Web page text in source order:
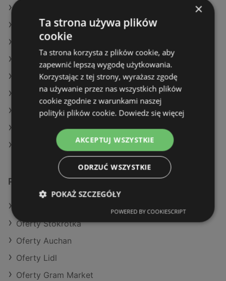
Oferty Aldi
Oferty Dealz
Aktualne gazetki Gram Market
Aktualne gazetki Auchan
Aktualne gazetki Biedronka
Aktualne gazetki SPAR
Aktualne gazetki Eurocash
Sklepy Żabka w Międzyzdroje
Podobne sklepy detaliczne
Oferty Stokrotka
Oferty Auchan
Oferty Lidl
Oferty Gram Market
×
Ta strona używa plików
cookie
Ta strona korzysta z plików cookie, aby
zapewnić lepszą wygodę użytkowania.
Korzystając z tej strony, wyrażasz zgodę
na używanie przez nas wszystkich plików
cookie zgodnie z warunkami naszej
polityki plików cookie. Dowiedz się więcej
AKCEPTUJ WSZYSTKIE
ODRZUĆ WSZYSTKIE
POKAŻ SZCZEGÓŁY
POWERED BY COOKIESCRIPT